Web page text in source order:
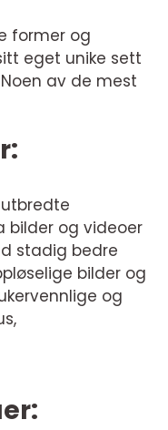
former og
eget unike sett
av de mest
bilder og videoer
stadig bedre
bilder og
og